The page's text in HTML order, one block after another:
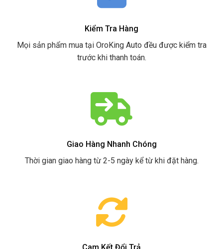
Kiểm Tra Hàng
Mọi sản phẩm mua tại OroKing Auto đều được kiểm tra
trước khi thanh toán.
Giao Hàng Nhanh Chóng
Thời gian giao hàng từ 2-5 ngày kể từ khi đặt hàng.
Cam Kết Đổi Trả